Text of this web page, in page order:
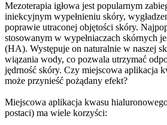
Mezoterapia igłowa jest popularnym
iniekcyjnym wypełnieniu skóry,
poprawie utraconej objętości skóry.
stosowanym w wypełniaczach skórnych
(HA). Występuje on naturalnie w naszej
wiązania wody, co pozwala utrzymać
jędrność skóry. Czy miejscowa aplikacja
może przynieść pożądany efekt?
Miejscowa aplikacja kwasu
postaci) ma wiele korzyści: